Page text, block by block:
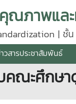
| ชั้น
วสารประชาสัมพันธ์
คณะศึกษ